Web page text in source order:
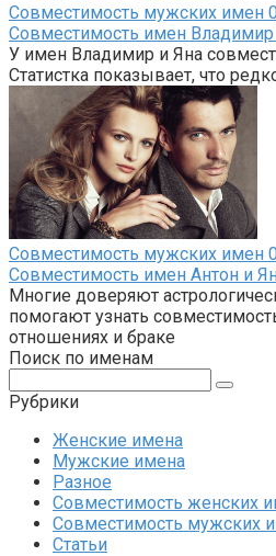
Совместимость мужских имен 0
Совместимость имен Владимир
У имен Владимир и Яна
Статистка показывает, что
Совместимость мужских имен 0
Совместимость имен Антон и
Многие доверяют
помогают узнать
отношениях и браке
Поиск по именам
Рубрики
Женские имена
Мужские имена
Разное
Совместимость женских
Совместимость мужских
Статьи